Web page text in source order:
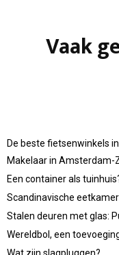
Vaak
De beste fietsenwinkels
Makelaar in Amsterdam-
Een container als
Scandinavische
Stalen deuren met glas:
Wereldbol, een
Wat zijn slagpluggen?